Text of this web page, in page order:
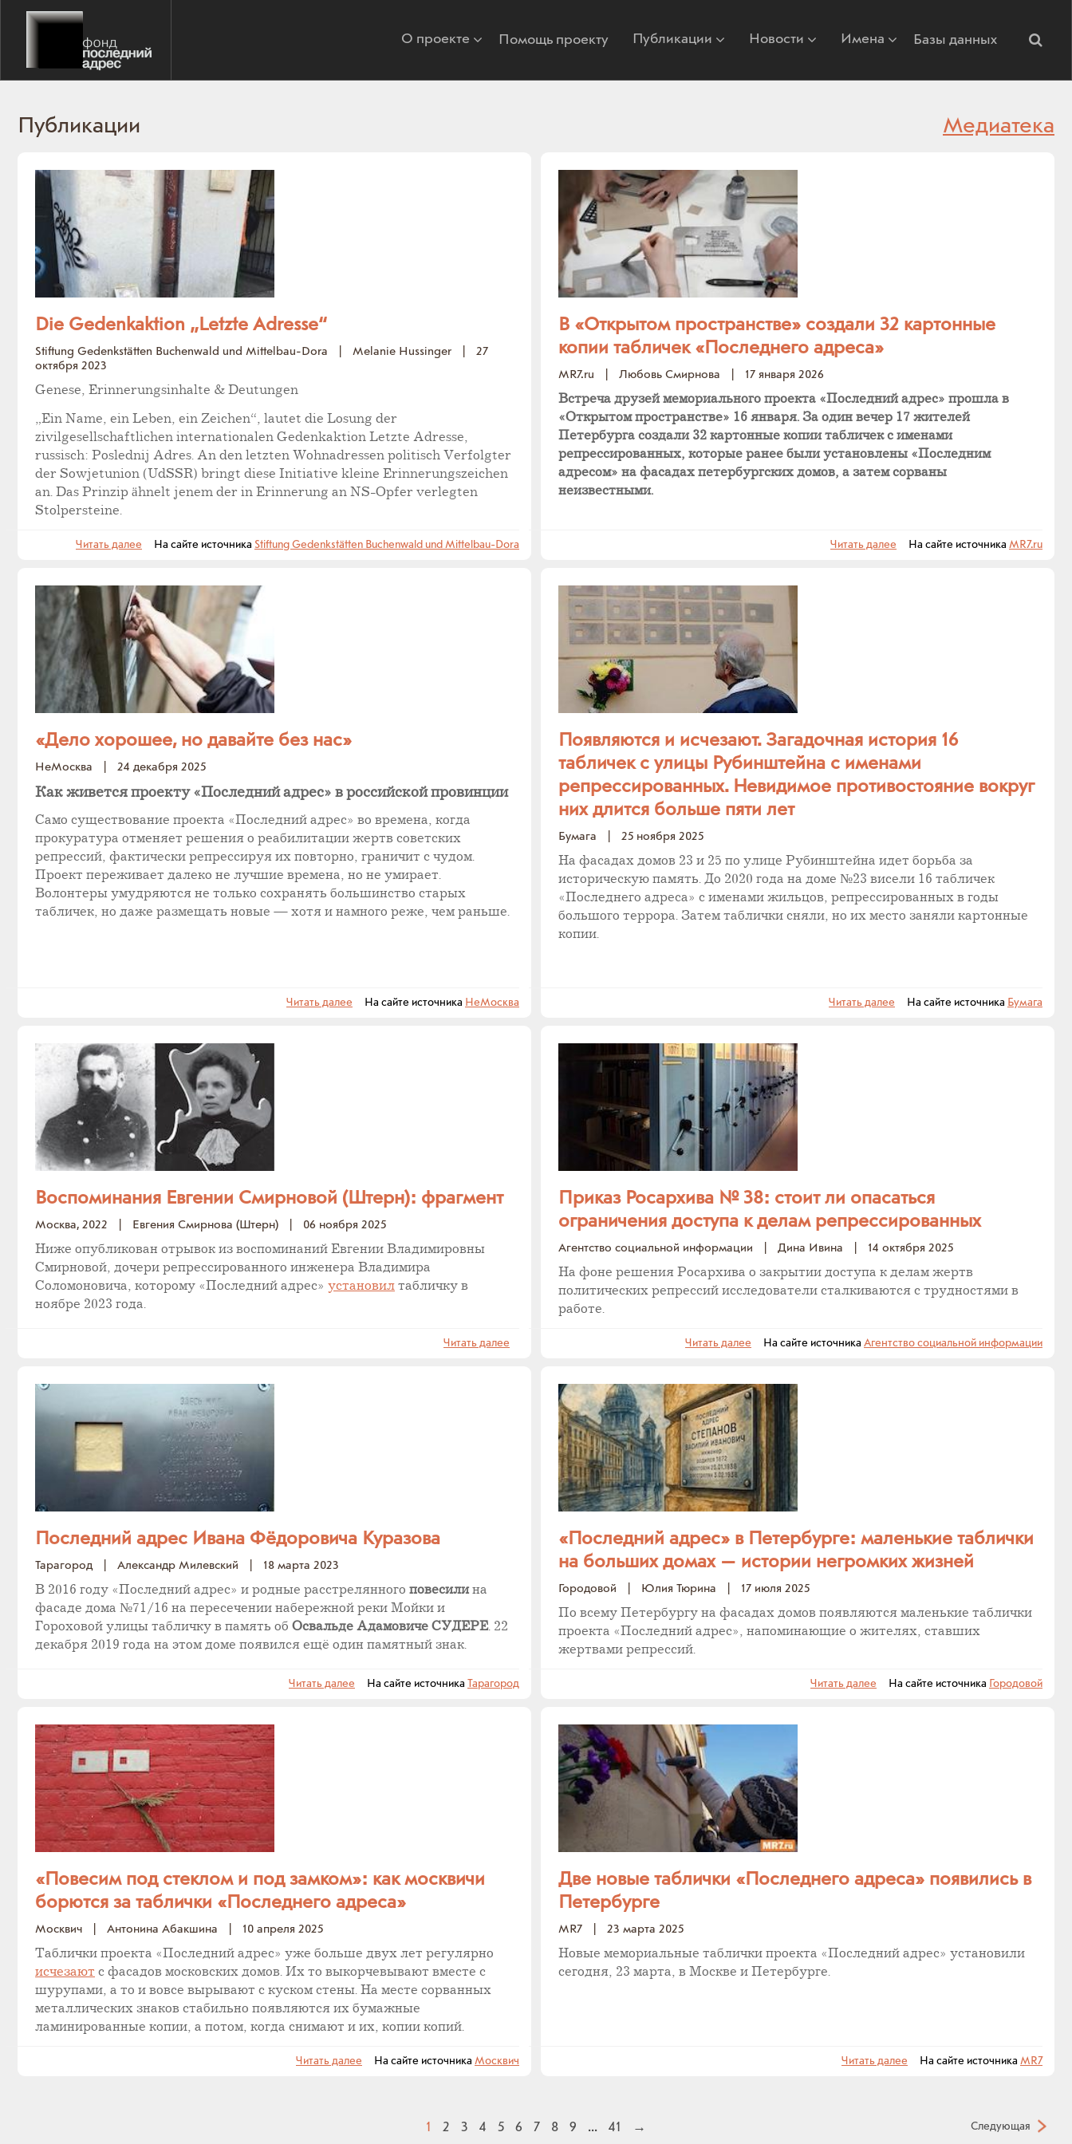
О проекте Помощь проекту Публикации Новости Имена Базы данных
Публикации Медиатека
Die Gedenkaktion „Letzte Adresse“
Stiftung Gedenkstätten Buchenwald und Mittelbau-Dora Melanie Hussinger
27
октября 2023
Genese, Erinnerungsinhalte & Deutungen
„Ein Name, ein Leben, ein Zeichen“, lautet die Losung der
zivilgesellschaftlichen internationalen Gedenkaktion Letzte Adresse,
russisch: Poslednij Adres. An den letzten Wohnadressen politisch Verfolgter
der Sowjetunion (UdSSR) bringt diese Initiative kleine Erinnerungszeichen
an. Das Prinzip ähnelt jenem der in Erinnerung an NS-Opfer verlegten
Stolpersteine.
Читать далее На сайте источника Stiftung Gedenkstätten Buchenwald und Mittelbau-Dora
В «Открытом пространстве» создали 32 картонные
копии табличек «Последнего адреса»
MR7.ru Любовь Смирнова
17 января 2026
Встреча друзей мемориального проекта «Последний адрес» прошла в
«Открытом пространстве» 16 января. За один вечер 17 жителей
Петербурга создали 32 картонные копии табличек с именами
репрессированных, которые ранее были установлены «Последним
адресом» на фасадах петербургских домов, а затем сорваны
неизвестными.
Читать далее На сайте источника MR7.ru
«Дело хорошее, но давайте без нас»
НеМосква 24 декабря 2025
Как живется проекту «Последний адрес» в российской провинции
Само существование проекта «Последний адрес» во времена, когда
прокуратура отменяет решения о реабилитации жертв советских
репрессий, фактически репрессируя их повторно, граничит с чудом.
Проект переживает далеко не лучшие времена, но не умирает.
Волонтеры умудряются не только сохранять большинство старых
табличек, но даже размещать новые — хотя и намного реже, чем раньше.
Читать далее На сайте источника НеМосква
Появляются и исчезают. Загадочная история 16
табличек с улицы Рубинштейна с именами
репрессированных. Невидимое противостояние вокруг
них длится больше пяти лет
Бумага
25 ноября 2025
На фасадах домов 23 и 25 по улице Рубинштейна идет борьба за
историческую память. До 2020 года на доме №23 висели 16 табличек
«Последнего адреса» с именами жильцов, репрессированных в годы
большого террора. Затем таблички сняли, но их место заняли картонные
копии.
Читать далее На сайте источника Бумага
Воспоминания Евгении Смирновой (Штерн): фрагмент
Москва, 2022 Евгения Смирнова (Штерн)
06 ноября 2025
Ниже опубликован отрывок из воспоминаний Евгении Владимировны
Смирновой, дочери репрессированного инженера Владимира
Соломоновича, которому «Последний адрес» установил табличку в
ноябре 2023 года.
Читать далее
Приказ Росархива № 38: стоит ли опасаться
ограничения доступа к делам репрессированных
Агентство социальной информации Дина Ивина
14 октября 2025
На фоне решения Росархива о закрытии доступа к делам жертв
политических репрессий исследователи сталкиваются с трудностями в
работе.
Читать далее На сайте источника Агентство социальной информации
Последний адрес Ивана Фёдоровича Куразова
Тарагород Александр Милевский
18 марта 2023
В 2016 году «Последний адрес» и родные расстрелянного повесили на
фасаде дома №71/16 на пересечении набережной реки Мойки и
Гороховой улицы табличку в память об Освальде Адамовиче СУДЕРЕ. 22
декабря 2019 года на этом доме появился ещё один памятный знак.
Читать далее На сайте источника Тарагород
«Последний адрес» в Петербурге: маленькие таблички
на больших домах — истории негромких жизней
Городовой Юлия Тюрина
17 июля 2025
По всему Петербургу на фасадах домов появляются маленькие таблички
проекта «Последний адрес», напоминающие о жителях, ставших
жертвами репрессий.
Читать далее На сайте источника Городовой
«Повесим под стеклом и под замком»: как москвичи
борются за таблички «Последнего адреса»
Москвич Антонина Абакшина
10 апреля 2025
Таблички проекта «Последний адрес» уже больше двух лет регулярно
исчезают с фасадов московских домов. Их то выкорчевывают вместе с
шурупами, а то и вовсе вырывают с куском стены. На месте сорванных
металлических знаков стабильно появляются их бумажные
ламинированные копии, а потом, когда снимают и их, копии копий.
Читать далее На сайте источника Москвич
Две новые таблички «Последнего адреса» появились в
Петербурге
MR7
23 марта 2025
Новые мемориальные таблички проекта «Последний адрес» установили
сегодня, 23 марта, в Москве и Петербурге.
Читать далее На сайте источника MR7
Следующая
1 2 3 4 5 6 7 8 9 ... 41 →